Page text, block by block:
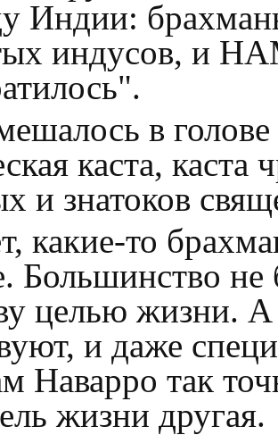
Индии:
индусов, и
в
каста,
и знатоков
какие-то
Большинство не
целью жизни.
и даже
Наварро так
жизни другая.